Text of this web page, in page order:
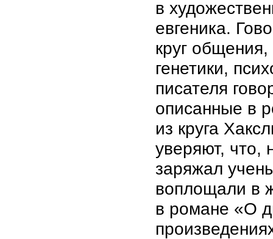
в
евгеника.
круг
генетики,
писателя
описанные в
из круга
уверяют, что,
заряжал
воплощали в
в романе «О